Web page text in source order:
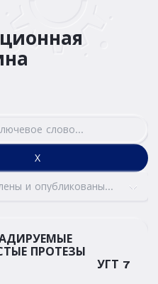
Х
и опубликованы
ПРОТЕЗЫ
УГТ 7